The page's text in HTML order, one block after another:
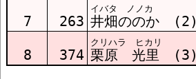
7 263
イバタ ノノカ
井畑ののか (2)
8 374
クリハラ ヒカリ
栗原 光里 (3)